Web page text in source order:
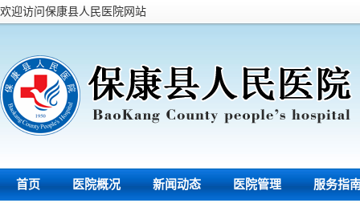
欢迎访问保康县人民医院网站
首页 医院概况 新闻动态 医院管理 服务指